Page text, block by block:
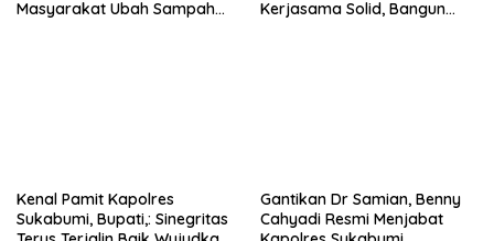
Masyarakat Ubah Sampah
Kerjasama Solid, Bangun
Kenal Pamit Kapolres
Sukabumi, Bupati,: Sinegritas
Gantikan Dr Samian, Benny
Cahyadi Resmi Menjabat